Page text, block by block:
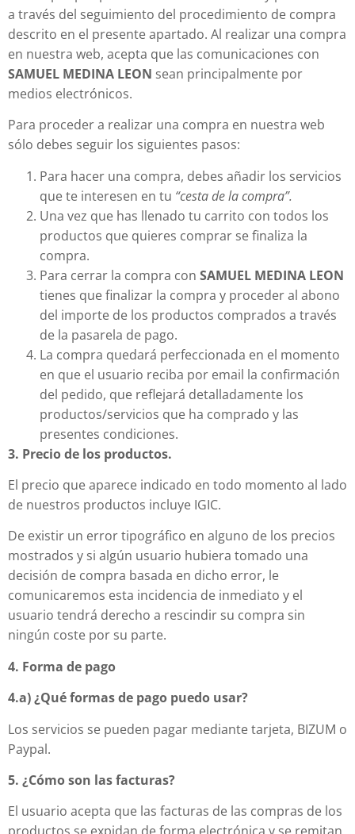
a través del seguimiento del procedimiento de compra
descrito en el presente apartado. Al realizar una compra
en nuestra web, acepta que las comunicaciones con
SAMUEL MEDINA LEON sean principalmente por
medios electrónicos.
Para proceder a realizar una compra en nuestra web
sólo debes seguir los siguientes pasos:
Para hacer una compra, debes añadir los servicios
que te interesen en tu “cesta de la compra”.
Una vez que has llenado tu carrito con todos los
productos que quieres comprar se finaliza la
compra.
Para cerrar la compra con SAMUEL MEDINA LEON
tienes que finalizar la compra y proceder al abono
del importe de los productos comprados a través
de la pasarela de pago.
La compra quedará perfeccionada en el momento
en que el usuario reciba por email la confirmación
del pedido, que reflejará detalladamente los
productos/servicios que ha comprado y las
presentes condiciones.
3. Precio de los productos.
El precio que aparece indicado en todo momento al lado
de nuestros productos incluye IGIC.
De existir un error tipográfico en alguno de los precios
mostrados y si algún usuario hubiera tomado una
decisión de compra basada en dicho error, le
comunicaremos esta incidencia de inmediato y el
usuario tendrá derecho a rescindir su compra sin
ningún coste por su parte.
4. Forma de pago
4.a) ¿Qué formas de pago puedo usar?
Los servicios se pueden pagar mediante tarjeta, BIZUM o
Paypal.
5. ¿Cómo son las facturas?
El usuario acepta que las facturas de las compras de los